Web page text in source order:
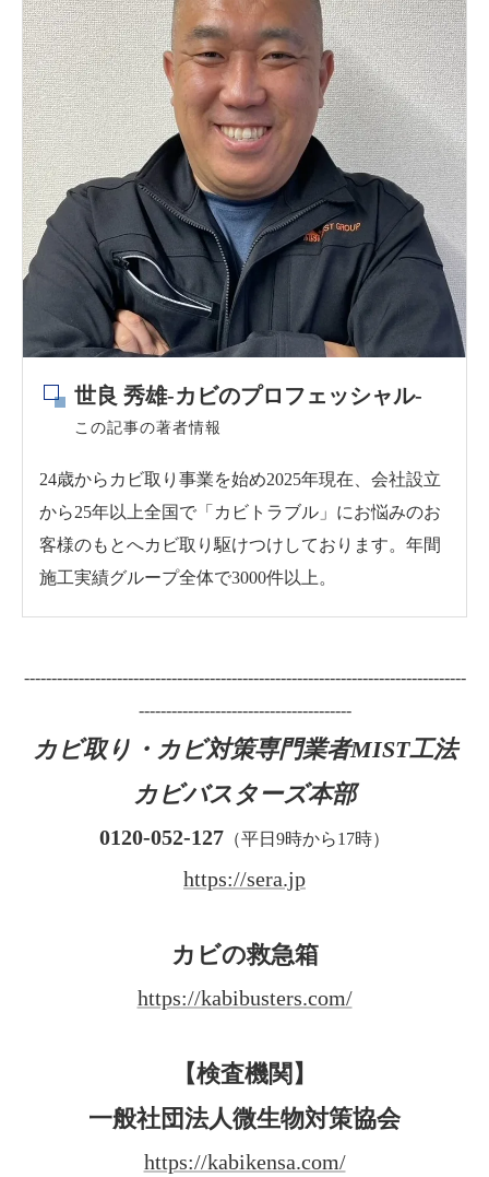
世良 秀雄-カビのプロフェッシャル-
この記事の著者情報
24歳からカビ取り事業を始め2025年現在、会社設立
から25年以上全国で「カビトラブル」にお悩みのお
客様のもとへカビ取り駆けつけしております。年間
施工実績グループ全体で3000件以上。
---------------------------------------------------------------------------------
---------------------------------------
カビ取り・カビ対策専門業者MIST工法
カビバスターズ本部
0120-052-127 （平日9時から17時）
https://sera.jp
カビの救急箱
https://kabibusters.com/
【検査機関】
一般社団法人微生物対策協会
https://kabikensa.com/